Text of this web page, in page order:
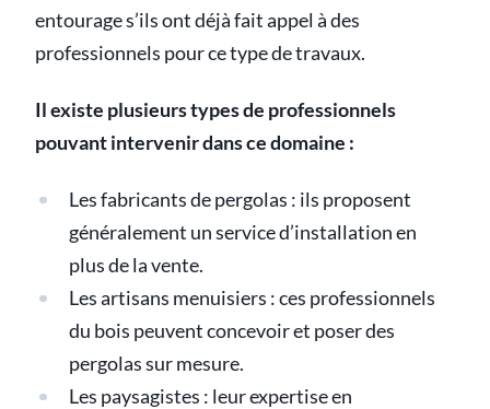
entourage s’ils ont déjà fait appel à des
professionnels pour ce type de travaux.
Il existe plusieurs types de professionnels
pouvant intervenir dans ce domaine :
Les fabricants de pergolas : ils proposent
généralement un service d’installation en
plus de la vente.
Les artisans menuisiers : ces professionnels
du bois peuvent concevoir et poser des
pergolas sur mesure.
Les paysagistes : leur expertise en